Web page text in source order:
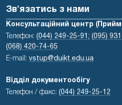
Зв'язатись з нами
Консультаційний центр
Телефон: (044) 249-25-91; (095)
(068) 420-74-65
E-mail: vstup@duikt.edu.ua
Відділ документообігу
Телефон / факс: (044) 249-25-12